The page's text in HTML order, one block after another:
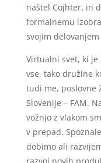
naštel Cojhter, in
formalnemu
svojim
Virtualni svet, ki
vse, tako družine
tudi me, poslovne
Slovenije – FAM.
vožnjo z vlakom
v prepad.
dobimo ali